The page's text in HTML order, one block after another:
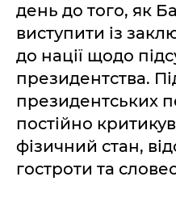
день до того, як
виступити із
до нації щодо
президентства.
президентських
постійно
фізичний стан,
гостроти та